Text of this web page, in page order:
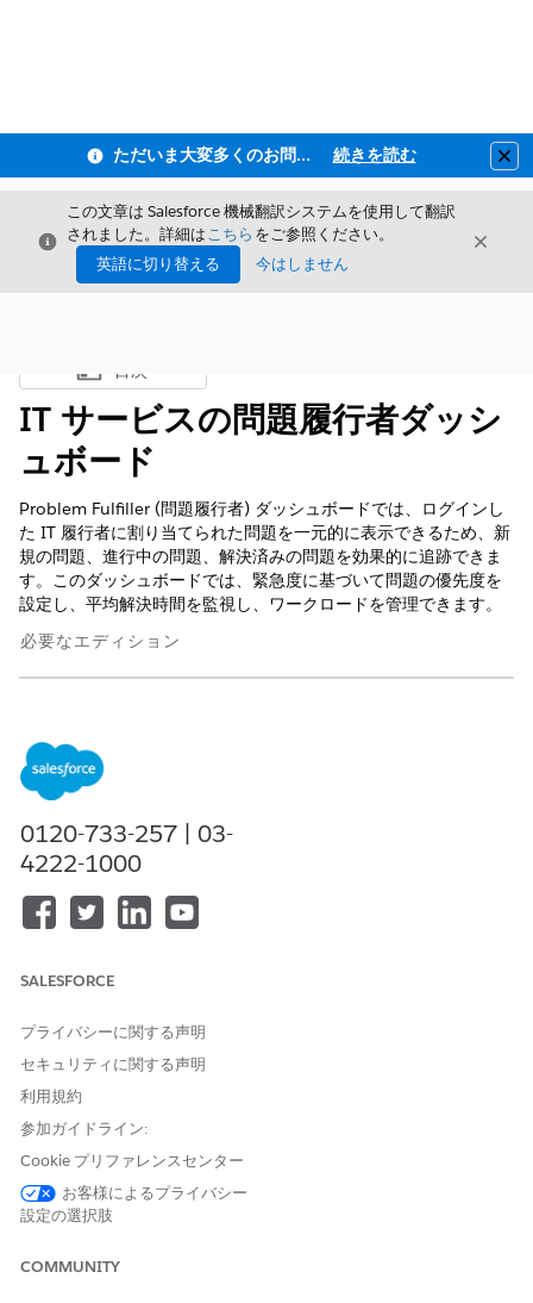
ただいま大変多くのお問い合わせをいただいており、ご連絡までにお時間を頂戴しております 続きを読む
閉じる
この文章は Salesforce 機械翻訳システムを使用して翻訳
されました。詳細はこちら をご参照ください。
英語に切り替える
今はしません
閉じる
目次を表示
目次
IT サービスの問題履行者ダッシ
ュボード
Problem Fulfiller (問題履行者) ダッシュボードでは、ログインし
た IT 履行者に割り当てられた問題を一元的に表示できるため、新
規の問題、進行中の問題、解決済みの問題を効果的に追跡できま
す。このダッシュボードでは、緊急度に基づいて問題の優先度を
設定し、平均解決時間を監視し、ワークロードを管理できます。
必要なエディション
使用可能なエディション: Agentforce IT Service が付属する
Enterprise
Edition。
このダッシュボードでは、次の質問の回答を得ることができま
す。
新しい問題
優先度で分類された新しい問題の合計数は?
新しい問題の傾向と解決済みの問題の経時的な傾向は?
Open Problems (未解決の問題)
現在進行中の問題の優先度別の内訳をお答えください。
未解決の問題のカテゴリ別の現在の内訳は?
解決済みの問題
問題を解決するまでの平均時間は、優先度別に分類されます
か?
解決コードに基づく問題解決の分布は?
0120-733-257 | 03-
4222-1000
SALESFORCE
プライバシーに関する声明
セキュリティに関する声明
利用規約
参加ガイドライン:
Cookie プリファレンスセンター
お客様によるプライバシー
設定の選択肢
COMMUNITY